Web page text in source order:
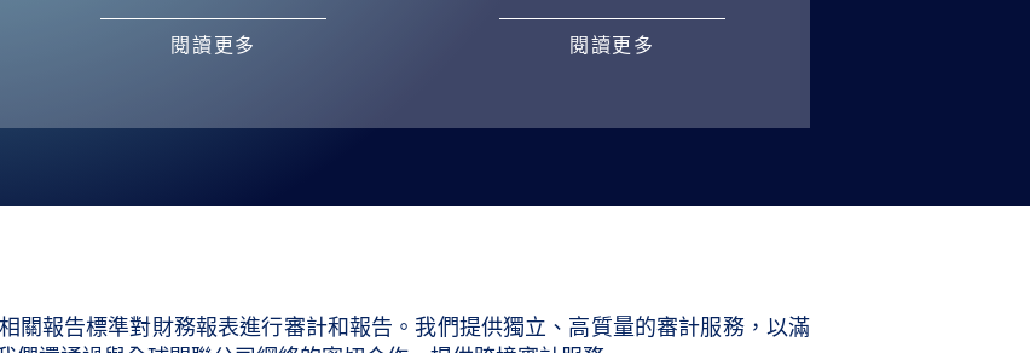
閱讀更多 閱讀更多
關報告標準對財務報表進行審計和報告。我們提供獨立、高質量的審計服務，以滿